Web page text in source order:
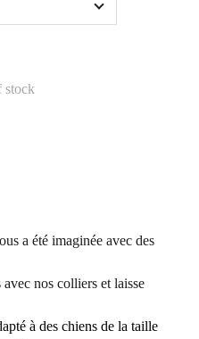
stock
a été imaginée avec des
nos colliers et laisse
à des chiens de la taille